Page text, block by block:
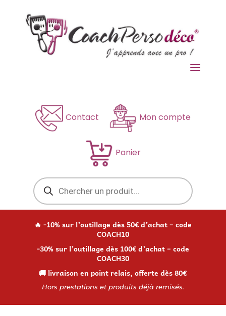
a
Contact Mon compte
Panier
Recherche
de
produits
🔥 -10% sur l’outillage dès 50€ d’achat – code
COACH10
-30% sur l’outillage dès 100€ d’achat – code
COACH30
🚚 livraison en point relais, offerte dès 80€
Hors prestations et produits déjà remisés.